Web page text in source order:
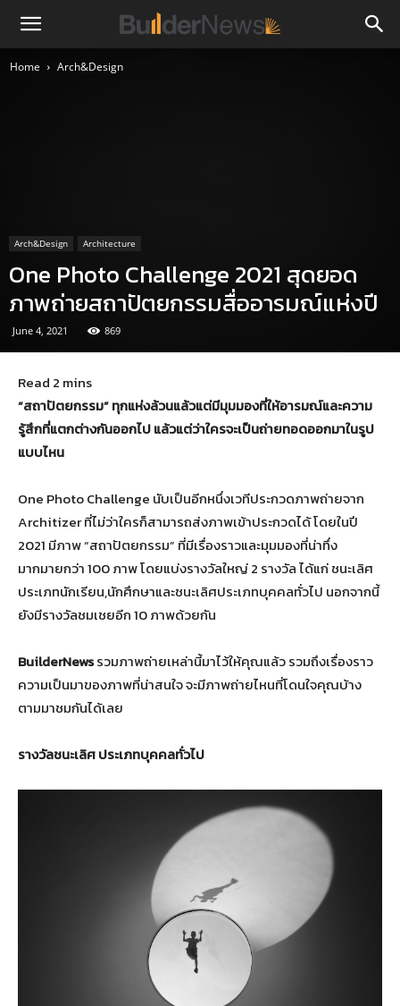
Home Arch&Design
Arch&Design Architecture
One Photo Challenge 2021 สุดยอด
ภาพถ่ายสถาปัตยกรรมสื่ออารมณ์แห่งปี
June 4, 2021 869
“สถาปัตยกรรม” ทุกแห่งล้วนแล้วแต่มีมุมมองที่ให้อารมณ์และความ
รู้สึกที่แตกต่างกันออกไป แล้วแต่ว่าใครจะเป็นถ่ายทอดออกมาในรูป
แบบไหน
One Photo Challenge นับเป็นอีกหนึ่งเวทีประกวดภาพถ่ายจาก
Architizer ที่ไม่ว่าใครก็สามารถส่งภาพเข้าประกวดได้ โดยในปี
2021 มีภาพ “สถาปัตยกรรม” ที่มีเรื่องราวและมุมมองที่น่าทึ่ง
มากมายกว่า 100 ภาพ โดยแบ่งรางวัลใหญ่ 2 รางวัล ได้แก่ ชนะเลิศ
ประเภทนักเรียน,นักศึกษาและชนะเลิศประเภทบุคคลทั่วไป นอกจากนี้
ยังมีรางวัลชมเชยอีก 10 ภาพด้วยกัน
BuilderNewsรวมภาพถ่ายเหล่านี้มาไว้ให้คุณแล้ว รวมถึงเรื่องราว
ความเป็นมาของภาพที่น่าสนใจ จะมีภาพถ่ายไหนที่โดนใจคุณบ้าง
ตามมาชมกันได้เลย
รางวัลชนะเลิศ ประเภทบุคคลทั่วไป